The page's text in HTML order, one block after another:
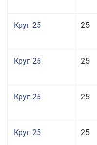
Круг 25 25
Круг 25 25
Круг 25 25
Круг 25 25